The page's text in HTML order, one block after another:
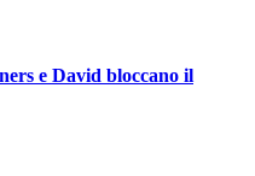
e David bloccano il